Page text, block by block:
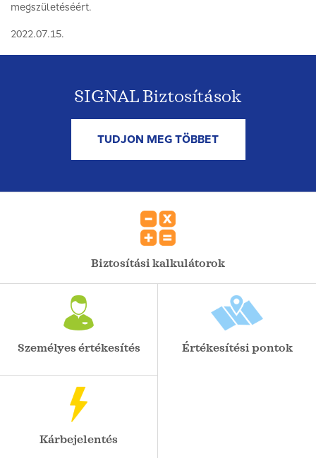
megszületéséért.
2022.07.15.
SIGNAL Biztosítások
TUDJON MEG TÖBBET
Biztosítási kalkulátorok
Személyes értékesítés Értékesítési pontok
Kárbejelentés